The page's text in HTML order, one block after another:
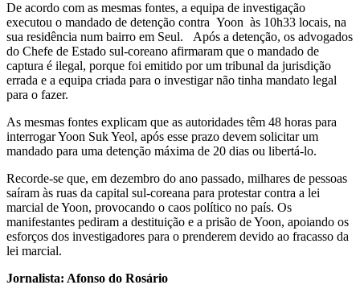
De acordo com as mesmas fontes, a equipa de investigação
executou o mandado de detenção contra Yoon às 10h33 locais, na
sua residência num bairro em Seul.
Após a detenção, os advogados
do Chefe de Estado sul-coreano afirmaram que o mandado de
captura é ilegal, porque foi emitido por um tribunal da jurisdição
errada e a equipa criada para o investigar não tinha mandato legal
para o fazer.
As mesmas fontes explicam que as autoridades têm 48 horas para
interrogar Yoon Suk Yeol, após esse prazo devem solicitar um
mandado para uma detenção máxima de 20 dias ou libertá-lo.
Recorde-se que, em dezembro do ano passado, milhares de pessoas
saíram às ruas da capital sul-coreana para protestar contra a lei
marcial de Yoon, provocando o caos político no país. Os
manifestantes pediram a destituição e a prisão de Yoon, apoiando os
esforços dos investigadores para o prenderem devido ao fracasso da
lei marcial.
Jornalista: Afonso do Rosário